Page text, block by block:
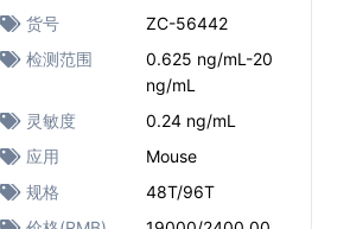
货号
ZC-56442
检测范围
0.625 ng/mL-20
ng/mL
灵敏度
0.24 ng/mL
应用
Mouse
规格
48T/96T